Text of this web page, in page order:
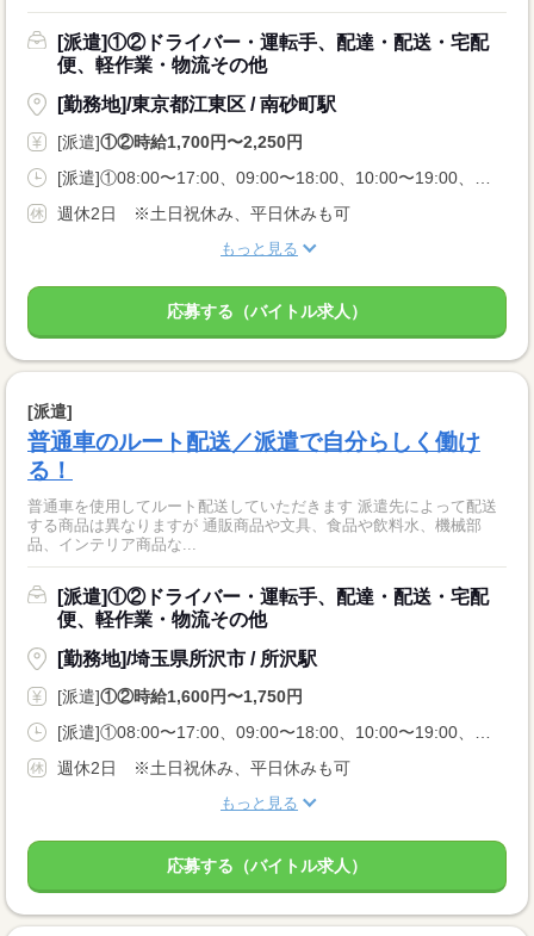
[派遣]①②ドライバー・運転手、配達・配送・宅配
便、軽作業・物流その他
[勤務地]/東京都江東区 / 南砂町駅
[派遣]①②時給1,700円〜2,250円
週休2日 ※土日祝休み、平日休みも可
もっと見る
応募する（バイトル求人）
[派遣]
普通車のルート配送／派遣で自分らしく働け
る！
普通車を使用してルート配送していただきます 派遣先によって配送
する商品は異なりますが 通販商品や文具、食品や飲料水、機械部
品、インテリア商品な...
[派遣]①②ドライバー・運転手、配達・配送・宅配
便、軽作業・物流その他
[勤務地]/埼玉県所沢市 / 所沢駅
[派遣]①②時給1,600円〜1,750円
週休2日 ※土日祝休み、平日休みも可
もっと見る
応募する（バイトル求人）